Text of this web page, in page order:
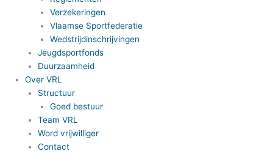
Verzekeringen
Vlaamse Sportfederatie
Wedstrijdinschrijvingen
Jeugdsportfonds
Duurzaamheid
Over VRL
Structuur
Goed bestuur
Team VRL
Word vrijwilliger
Contact